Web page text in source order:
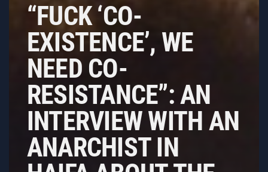
“FUCK ‘CO-
EXISTENCE’, WE
NEED CO-
RESISTANCE”: AN
INTERVIEW WITH AN
ANARCHIST IN